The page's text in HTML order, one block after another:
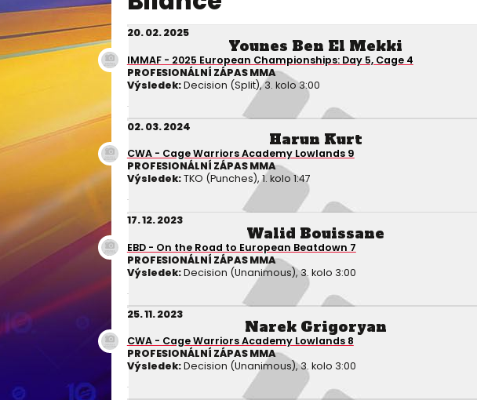
20. 02. 2025
Younes Ben El Mekki
IMMAF - 2025 European Championships: Day 5, Cage 4
PROFESIONÁLNÍ ZÁPAS MMA
Výsledek:Decision (Split), 3. kolo 3:00
02. 03. 2024
Harun Kurt
CWA - Cage Warriors Academy Lowlands 9
PROFESIONÁLNÍ ZÁPAS MMA
Výsledek:TKO (Punches), 1. kolo 1:47
17. 12. 2023
Walid Bouissane
EBD - On the Road to European Beatdown 7
PROFESIONÁLNÍ ZÁPAS MMA
Výsledek:Decision (Unanimous), 3. kolo 3:00
25. 11. 2023
Narek Grigoryan
CWA - Cage Warriors Academy Lowlands 8
PROFESIONÁLNÍ ZÁPAS MMA
Výsledek:Decision (Unanimous), 3. kolo 3:00